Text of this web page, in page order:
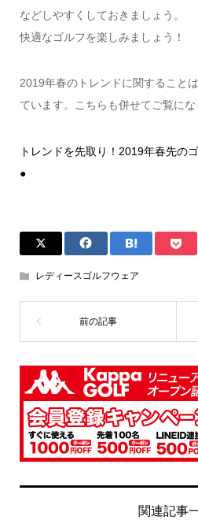
などしやすくしておきましょう。
快適なゴルフを楽しみましょう！
2019年春のトレンドに関すること
ています。こちらも併せてご覧にな
トレンドを先取り！2019年春先の
●
レディースゴルフウェア
関連記事